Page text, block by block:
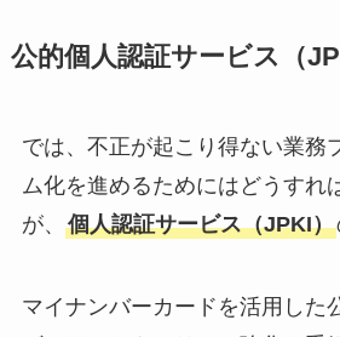
公的個人認証サービス（
では、不正が起こり得ない業務
ム化を進めるためにはどうすれ
が、 個人認証サービス（JPKI）
マイナンバーカードを活用した